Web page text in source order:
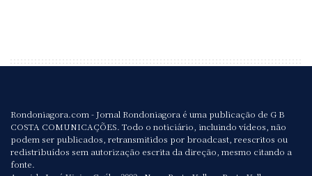
Rondoniagora.com - Jornal Rondoniagora é uma publicação de G B
COSTA COMUNICAÇÕES. Todo o noticiário, incluindo vídeos, não
podem ser publicados, retransmitidos por broadcast, reescritos ou
redistribuídos sem autorização escrita da direção, mesmo citando a
fonte.